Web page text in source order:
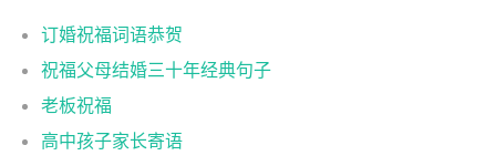
订婚祝福词语恭贺
祝福父母结婚三十年经典句子
老板祝福
高中孩子家长寄语